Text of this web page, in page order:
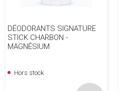
DÉODORANTS SIGNATURE
STICK CHARBON -
MAGNÉSIUM
Hors stock